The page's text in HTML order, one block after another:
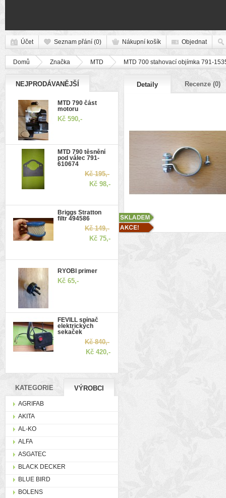
Účet Seznam přání (0) Nákupní košík Objednat
Domů Značka MTD MTD 700 stahovací objímka 791-
NEJPRODÁVANĚJŠÍ
MTD 790 část
motoru
Kč 590,-
MTD 790 těsnění
pod válec 791-
610674
Kč 195,-
Kč 98,-
Briggs Stratton
filtr 494586
Kč 149,-
Kč 75,-
RYOBI primer
Kč 65,-
FEVILL spínač
elektrických
sekaček
Kč 840,-
Kč 420,-
KATEGORIE VÝROBCI
AGRIFAB
AKITA
AL-KO
ALFA
ASGATEC
BLACK DECKER
BLUE BIRD
BOLENS
Detaily Recenze (0)